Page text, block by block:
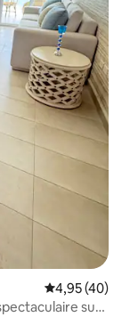
Évaluation
4,95 (40)
sur